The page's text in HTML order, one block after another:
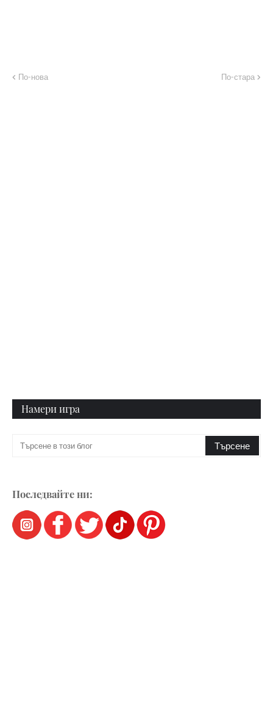
По-нова По-стара
Намери игра
Последвайте ни: